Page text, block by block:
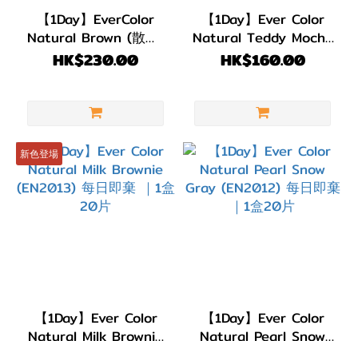
顏色
(Color)
灰
色/
銀
朱
【1Day】EverColor
Natural Brown (散光)
｜1盒20片
HK$230.00
【1Day】Ever Color
Natural Teddy Mocha
(EN2014) 每日即棄 ｜
1盒20片
HK$160.00
新色登場
【1Day】Ever Color
Natural Milk Brownie
【1Day】Ever Color
Natural Pearl Snow